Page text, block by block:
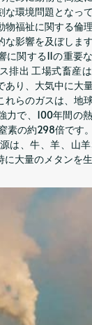
な環境問題となっ
物福祉に関する倫
な影響を及ぼしま
関する11の重要
排出 工場式畜産
あり、大気中に大
れらのガスは、地
力で、100年間の
素の約298倍です
は、牛、羊、山
大量のメタンを生